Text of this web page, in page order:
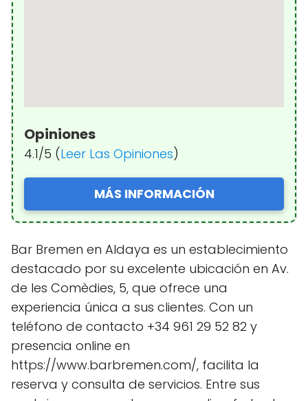
Opiniones
4.1/5 (Leer Las Opiniones)
MÁS INFORMACIÓN
Bar Bremen en Aldaya es un establecimiento
destacado por su excelente ubicación en Av.
de les Comèdies, 5, que ofrece una
experiencia única a sus clientes. Con un
teléfono de contacto +34 961 29 52 82 y
presencia online en
https://www.barbremen.com/, facilita la
reserva y consulta de servicios. Entre sus